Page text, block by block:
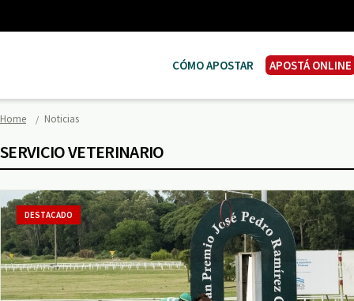
CÓMO APOSTAR APOSTÁ ONLINE
Home Noticias
SERVICIO VETERINARIO
DESTACADO